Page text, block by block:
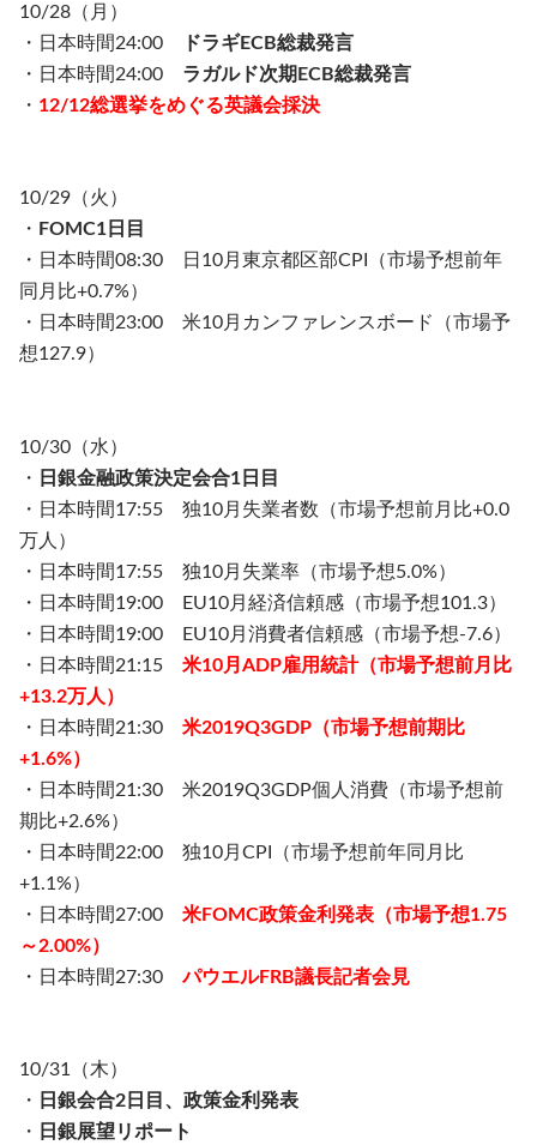
10/28（月）
・日本時間24:00
ドラギECB総裁発言
・日本時間24:00 ラガルド次期ECB総裁発言
・ 12/12総選挙をめぐる英議会採決
10/29（火）
・ FOMC1日目
・日本時間08:30 日10月東京都区部CPI（市場予想前年
同月比+0.7%）
・日本時間23:00 米10月カンファレンスボード（市場予
想127.9）
10/30（水）
・
日銀金融政策決定会合1日目
・日本時間17:55 独10月失業者数（市場予想前月比+0.0
万人）
・日本時間17:55 独10月失業率（市場予想5.0%）
・日本時間19:00 EU10月経済信頼感（市場予想101.3）
・日本時間19:00 EU10月消費者信頼感（市場予想-7.6）
・日本時間21:15 米10月ADP雇用統計（市場予想前月比
+13.2万人）
・日本時間21:30 米2019Q3GDP（市場予想前期比
+1.6%）
・日本時間21:30 米2019Q3GDP個人消費（市場予想前
期比+2.6%）
・日本時間22:00 独10月CPI（市場予想前年同月比
+1.1%）
・日本時間27:00 米FOMC政策金利発表（市場予想1.75
～2.00%）
・日本時間27:30パウエルFRB議長記者会見
10/31（木）
・
日銀会合2日目、政策金利発表
・
日銀展望リポート